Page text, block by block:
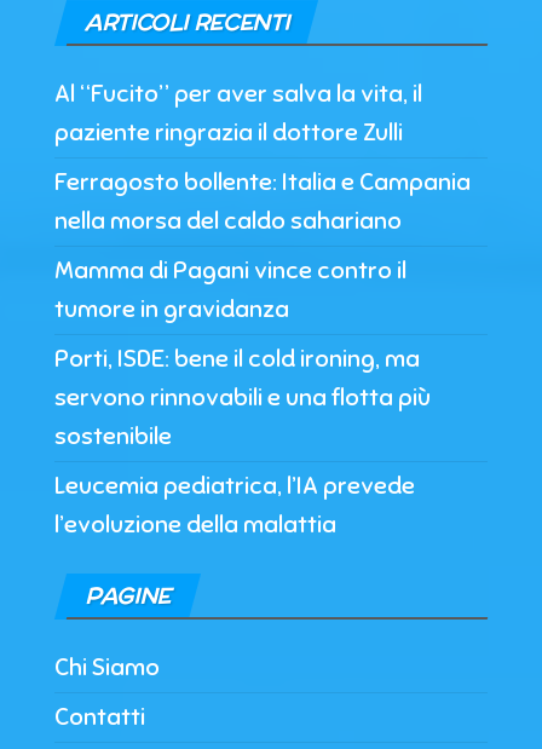
ARTICOLI RECENTI
Al “Fucito” per aver salva la vita, il
paziente ringrazia il dottore Zulli
Ferragosto bollente: Italia e Campania
nella morsa del caldo sahariano
Mamma di Pagani vince contro il
tumore in gravidanza
Porti, ISDE: bene il cold ironing, ma
servono rinnovabili e una flotta più
sostenibile
Leucemia pediatrica, l’IA prevede
l’evoluzione della malattia
PAGINE
Chi Siamo
Contatti